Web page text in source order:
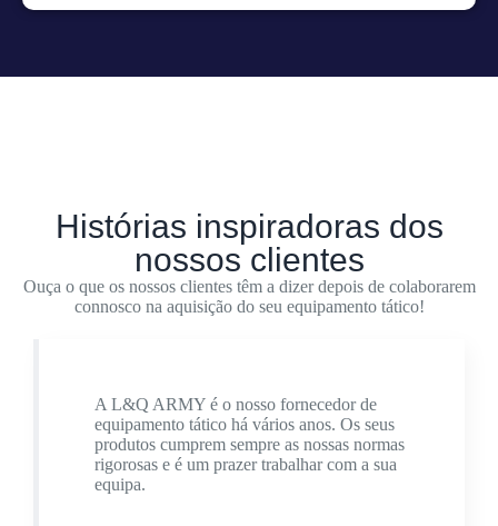
Histórias inspiradoras dos
nossos clientes
Ouça o que os nossos clientes têm a dizer depois de colaborarem
connosco na aquisição do seu equipamento tático!
A L&Q ARMY é o nosso fornecedor de
equipamento tático há vários anos. Os seus
produtos cumprem sempre as nossas normas
rigorosas e é um prazer trabalhar com a sua
equipa.